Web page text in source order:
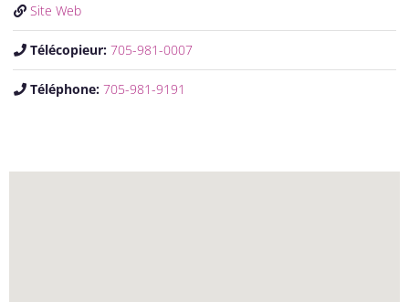
Site Web
Télécopieur: 705-981-0007
Téléphone: 705-981-9191